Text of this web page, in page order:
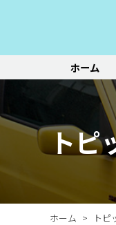
ホーム
整備メニ
レッドポイン
る、すべての
する基本整備
状態に応じた
ットメニュー
一覧ページ
レッドポ
オリジナル&お
ーツのご紹介
一覧ページ
その他の
新車の販売や
売、ならびに
レンタカー等
を行なってお
一覧ページ
トピ
ホーム トピ